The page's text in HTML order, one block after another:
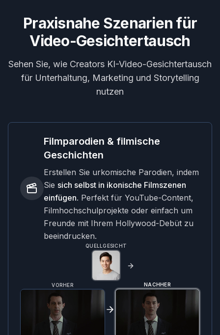
Praxisnahe Szenarien für
Video-Gesichtertausch
Sehen Sie, wie Creators KI-Video-Gesichtertausch
für Unterhaltung, Marketing und Storytelling
nutzen
Filmparodien & filmische
Geschichten
Erstellen Sie urkomische Parodien, indem
Sie sich selbst in ikonische Filmszenen
einfügen. Perfekt für YouTube-Content,
Filmhochschulprojekte oder einfach um
Freunde mit Ihrem Hollywood-Debüt zu
beeindrucken.
QUELLGESICHT
VORHER NACHHER